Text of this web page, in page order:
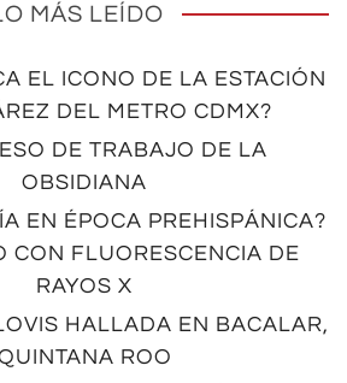
MÁS LEÍDO
EL ICONO DE LA ESTACIÓN
DEL METRO CDMX?
DE TRABAJO DE LA
OBSIDIANA
EN ÉPOCA PREHISPÁNICA?
CON FLUORESCENCIA DE
RAYOS X
HALLADA EN BACALAR,
ROO